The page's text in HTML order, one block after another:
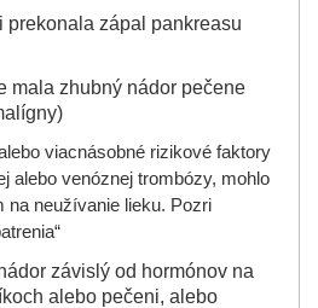
prekonala zápal pankreasu
mala zhubný nádor pečene
viacnásobné rizikové faktory
alebo venóznej trombózy, mohlo
na neužívanie lieku. Pozri
závislý od hormónov na
alebo pečeni, alebo